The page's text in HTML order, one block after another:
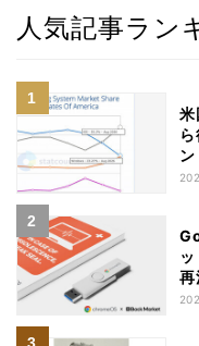
人気記事ラン
米
再